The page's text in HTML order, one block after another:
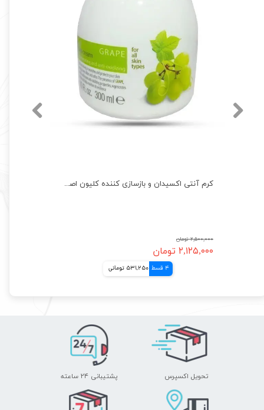
کرم آنتی اکسیدان و بازسازی کننده کلیون اصل مدل عصاره انگور CLIVEN CREAM
۲,۵۰۰,۰۰۰ تومان
۲,۱۲۵,۰۰۰ تومان
4 قسط 531,250 تومانی
تحویل اکسپرس پشتیبانی ۲۴ ساعته